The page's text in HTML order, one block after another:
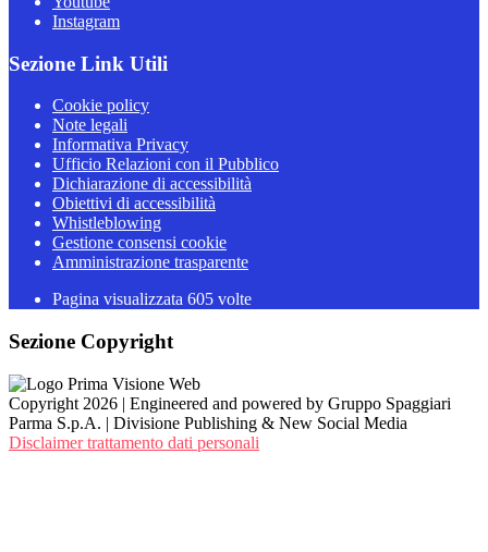
Instagram
Sezione Link Utili
Cookie policy
Note legali
Informativa Privacy
Ufficio Relazioni con il Pubblico
Dichiarazione di accessibilità
Obiettivi di accessibilità
Whistleblowing
Gestione consensi cookie
Amministrazione trasparente
Pagina visualizzata 605 volte
Sezione Copyright
Copyright 2026 | Engineered and powered by Gruppo Spaggiari
Parma S.p.A. | Divisione Publishing & New Social Media
Disclaimer trattamento dati personali